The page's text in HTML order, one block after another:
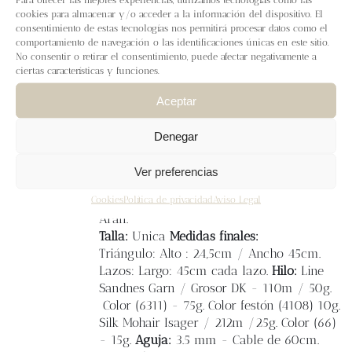
cookies para almacenar y/o acceder a la información del dispositivo. El
consentimiento de estas tecnologías nos permitirá procesar datos como el
comportamiento de navegación o las identificaciones únicas en este sitio.
No consentir o retirar el consentimiento, puede afectar negativamente a
ciertas características y funciones.
Aceptar
Denegar
Ver preferencias
CookiesPolítica de privacidad Aviso Legal
Blog
Contacto
Newsletter
Mi cuenta
La bandana picniccombina con cualquier
outfit, la puedes llevar por delante o por
detrás y con una lazada bonita se verá
preciosa. Es uno de losaccesorios de moda
que cualquier tejedora puede crear con un
poco de hilo y aguja, ¡es súper fácil!. En el
patrón vienen videos explicativos de los
puntos y vídeo del punto festón. Se puede
bordadoalrededor a punto festón la hace
vuestras versiones de la #bandanapicnic
Aran.
Talla: Unica Medidas finales:
Triángulo: Alto : 24,5cm / Ancho 45cm.
Lazos: Largo: 45cm cada lazo. Hilo: Line
Sandnes Garn / Grosor DK - 110m / 50g.
Color (6311) - 75g. Color festón (4108) 10g.
Silk Mohair Isager / 212m /25g. Color (66)
- 15g. Aguja: 3.5 mm - Cable de 60cm.